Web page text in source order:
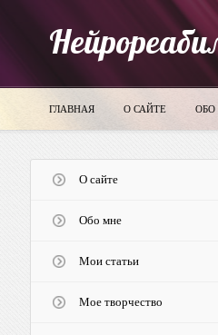
ГЛАВНАЯ О САЙТЕ
О сайте
Обо мне
Мои статьи
Мое творчество